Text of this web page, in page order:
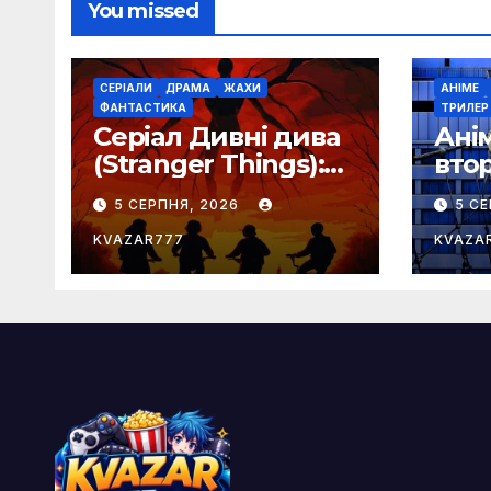
You missed
СЕРІАЛИ ДРАМА
ЖАХИ
ФАНТАСТИКА
Серіал Дивні дива
(Stranger Things):
сюжет, актори та
огляд хіта на
Netflix
5 СЕРПНЯ, 2026
KVAZAR777
АНІМЕ
ТРИЛЕР
на
5